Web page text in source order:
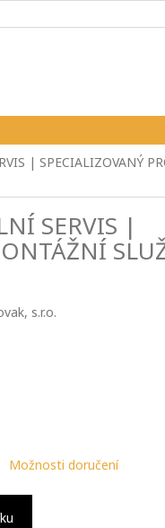
| SPECIALIZOVANÝ
SERVIS |
s.r.o.
Možnosti doručení